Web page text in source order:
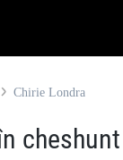
Chirie Londra
cheshunt